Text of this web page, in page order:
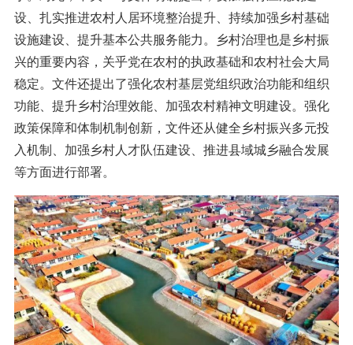
设、扎实推进农村人居环境整治提升、持续加强乡村基础
设施建设、提升基本公共服务能力。乡村治理也是乡村振
兴的重要内容，关乎党在农村的执政基础和农村社会大局
稳定。文件还提出了强化农村基层党组织政治功能和组织
功能、提升乡村治理效能、加强农村精神文明建设。强化
政策保障和体制机制创新，文件还从健全乡村振兴多元投
入机制、加强乡村人才队伍建设、推进县域城乡融合发展
等方面进行部署。